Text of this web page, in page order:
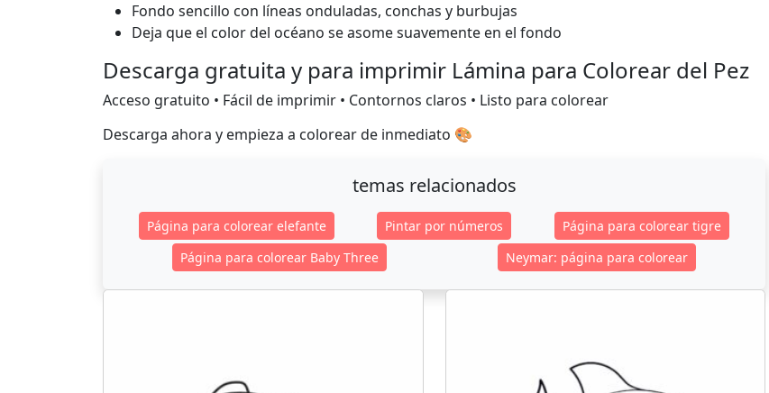
Fondo sencillo con líneas onduladas, conchas y burbujas
Deja que el color del océano se asome suavemente en el fondo
Descarga gratuita y para imprimir Lámina para Colorear del Pez
Acceso gratuito • Fácil de imprimir • Contornos claros • Listo para colorear
Descarga ahora y empieza a colorear de inmediato 🎨
temas relacionados
Página para colorear elefante Pintar por números
Página para colorear tigre
Página para colorear Baby Three
Neymar: página para colorear